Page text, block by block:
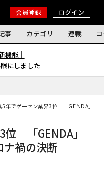
会員登録 ログイン
事 カテゴリ 連載
機能｜
にしました
5年でゲーセン業界3位 「GENDA」急
位 「GENDA」
禍の決断